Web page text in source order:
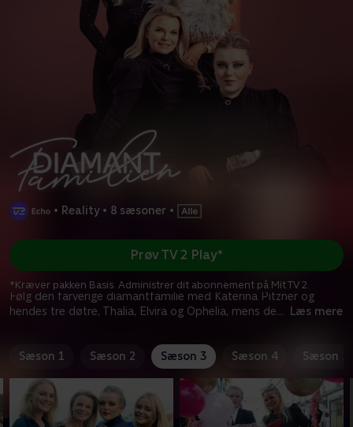
• Reality • 8 sæsoner •
Følg den farverige diamantfamilie med Katerina Pitzner og
hendes tre døtre, Thalia, Elvira og Ophelia, mens de... Læs mere
Prøv TV 2 Play*
*Kræver pakken Basis. Administrer dit abonnement på Mit TV 2.
Sæson 1 Sæson 2 Sæson 3 Sæson 4 Sæson 5